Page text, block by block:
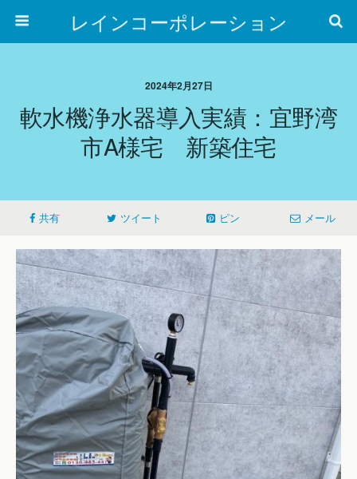
レインコーポレーション
2024年2月27日
軟水機浄水器導入実績：宜野湾
市A様宅 新築住宅
共有 ツイート ピン メール